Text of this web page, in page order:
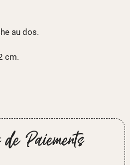
au dos.
cm.
Paiements